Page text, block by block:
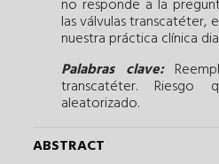
no responde a la
las válvulas transcatéter,
nuestra práctica clínica
Palabras clave:
transcatéter. Riesgo
aleatorizado.
ABSTRACT